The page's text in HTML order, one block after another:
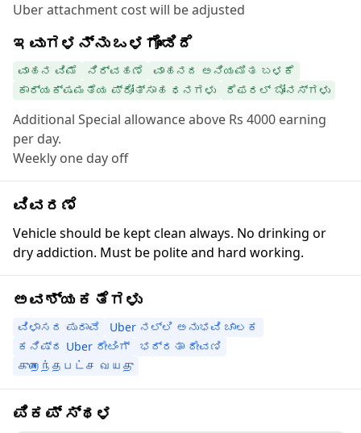
Uber attachment cost will be adjusted
ಇವುಗಳನ್ನು ಒಳಗೊಂಡಿದೆ
ವಾಹನ ವಿಮೆ ನಿರ್ವಹಣೆ
ವಾಹನದ ಅನಿಯಮಿತ ಬಳಕೆ
ಕಾರ್ಯಕ್ಷಮತೆಯ ಪ್ರೋತ್ಸಾಹ ಧನಗಳು
ರೆಫರಲ್ ಬೋನಸ್‌ಗಳು
Additional Special allowance above Rs 4000 earning
per day.
Weekly one day off
ವಿವರಣೆ
Vehicle should be kept clean always. No drinking or
dry addiction. Must be polite and hard working.
ಅವಶ್ಯಕತೆಗಳು
ವಿಳಾಸದ ಪುರಾವೆ
Uber ನಲ್ಲಿ ಅನುಭವಿ ಚಾಲಕ
ಕನಿಷ್ಠ Uber ರೇಟಿಂಗ್
ಭದ್ರತಾ ಠೇವಣಿ
குறைந்தபட்ச வயது
ಪಿಕಪ್ ಸ್ಥಳ